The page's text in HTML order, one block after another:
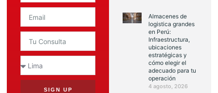
SIGN UP
Almacenes de
logistica grandes
en Perú:
Infraestructura,
ubicaciones
estratégicas y
cómo elegir el
adecuado para tu
operación
4 agosto, 2026